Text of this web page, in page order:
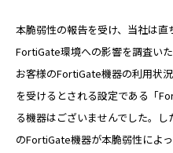
本脆弱性の報告を受け、当社は
FortiGate環境への影響を調査いた
お客様のFortiGate機器の利用状
を受けるとされる設定である「
る機器はございませんでした。
のFortiGate機器が本脆弱性によ